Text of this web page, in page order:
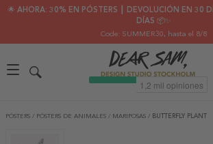
🌟 AHORA: 30% EN PÓSTERS ┃ DEVOLUCIÓN EN 30
DÍAS 📦✨
Code: SUMMER30, hasta el 8/8
PÓSTERS / PÓSTERS DE ANIMALES / MARIPOSAS / BUTTERFLY PLANT